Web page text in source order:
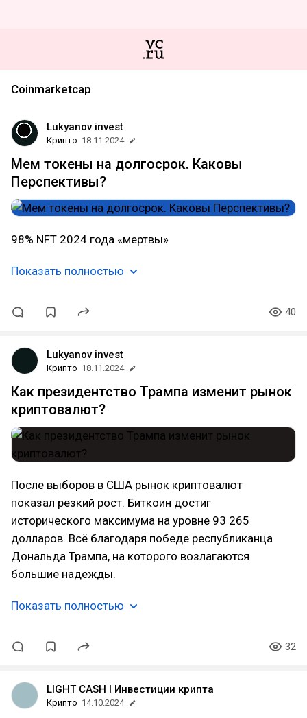
Coinmarketcap
Lukyanov invest
Крипто 18.11.2024
Мем токены на долгосрок. Каковы
Перспективы?
98% NFT 2024 года «мертвы»
Показать полностью
40
Lukyanov invest
Крипто 18.11.2024
Как президентство Трампа изменит рынок
криптовалют?
После выборов в США рынок криптовалют
показал резкий рост. Биткоин достиг
исторического максимума на уровне 93 265
долларов. Всё благодаря победе республиканца
Дональда Трампа, на которого возлагаются
большие надежды.
Показать полностью
32
LIGHT CASH l Инвестиции крипта
Крипто 14.10.2024